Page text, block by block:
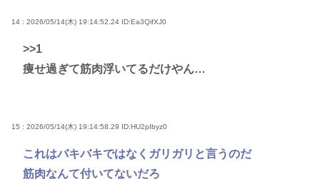
14 : 2026/05/14(木) 19:14:52.24 ID:Ea3QifXJ0
>>1
痩せ過ぎて筋肉浮いてるだけやん…
15 : 2026/05/14(木) 19:14:58.29 ID:HU2pIbyz0
これはバキバキではなくガリガリと言うのだ
筋肉なんて付いてないだろ